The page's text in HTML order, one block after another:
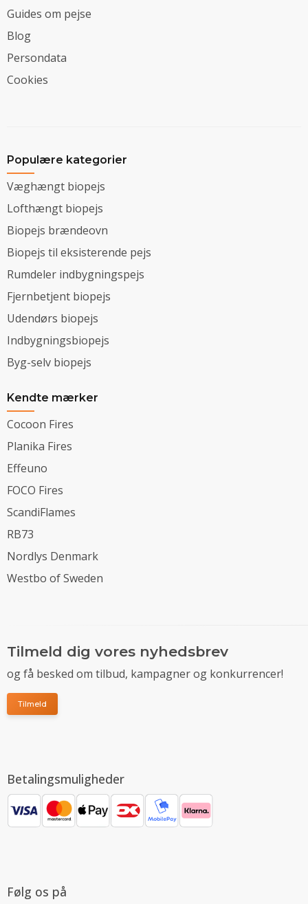
Guides om pejse
Blog
Persondata
Cookies
Populære kategorier
Væghængt biopejs
Lofthængt biopejs
Biopejs brændeovn
Biopejs til eksisterende pejs
Rumdeler indbygningspejs
Fjernbetjent biopejs
Udendørs biopejs
Indbygningsbiopejs
Byg-selv biopejs
Kendte mærker
Cocoon Fires
Planika Fires
Effeuno
FOCO Fires
ScandiFlames
RB73
Nordlys Denmark
Westbo of Sweden
Tilmeld dig vores nyhedsbrev
og få besked om tilbud, kampagner og konkurrencer!
Tilmeld
Betalingsmuligheder
Følg os på